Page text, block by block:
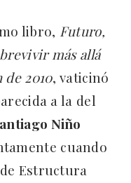
libro, Futuro,
más allá
de 2010, vaticinó
a la del
Niño
cuando
Estructura